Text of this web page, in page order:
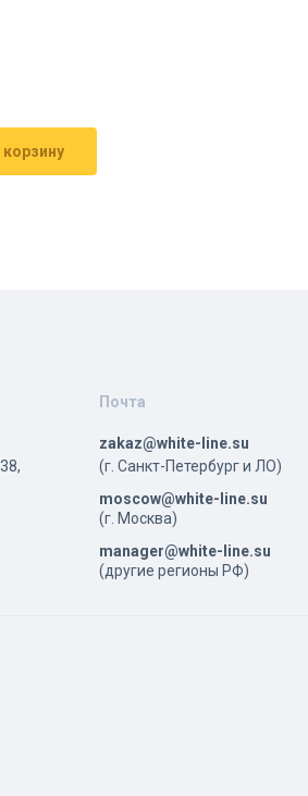
Почта
manager@white-line.su
moscow@white-line.su
(г. Санкт-Петербург и ЛО)
zakaz@white-line.su
(другие регионы РФ)
(г. Москва)